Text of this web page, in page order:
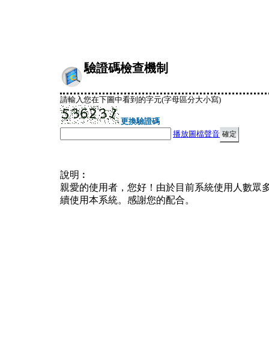
驗證碼檢查機制
請輸入您在下圖中看到的字元(字母區分大小寫)
更換驗證碼
播放圖檔聲音
說明︰
親愛的使用者，您好！由於目前系統使用人數眾
續使用本系統。感謝您的配合。